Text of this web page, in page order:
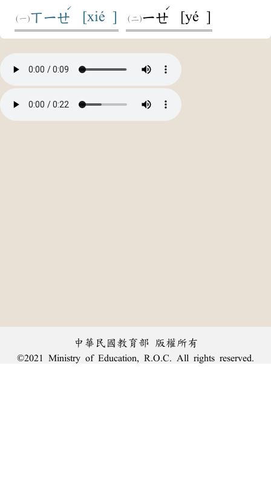
ㄒㄧㄝ
ˊ
[xié ] ㄧㄝ
ˊ
[yé ]
中華民國教育部 版權所有
©2021 Ministry of Education, R.O.C. All rights reserved.